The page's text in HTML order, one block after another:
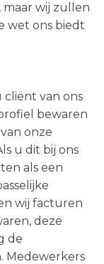
wij zullen
wet ons biedt
cliënt van ons
bewaren
onze
u dit bij ons
als een
wij facturen
deze
de
Medewerkers